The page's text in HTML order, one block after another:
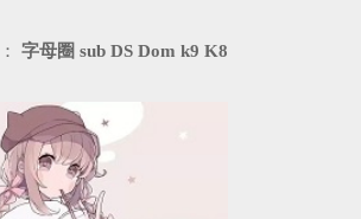
字母圈 sub DS Dom k9 K8